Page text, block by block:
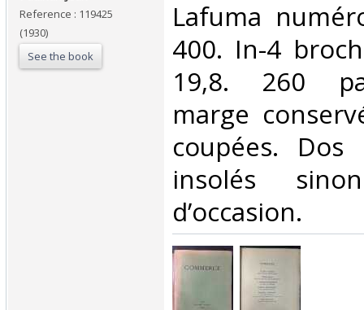
Reference : 119425
(1930)
See the book
Lafuma
400. In-4
19,8. 260
marge
coupées.
insolés
d’occasion.‎